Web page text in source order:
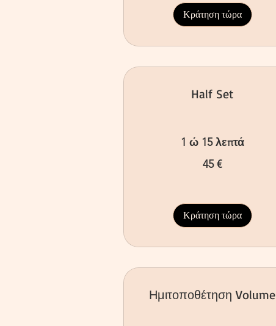
Κράτηση τώρα
Half Set
1 ώ 15 λεπτά
45 €
Κράτηση τώρα
Ημιτοποθέτηση Volume